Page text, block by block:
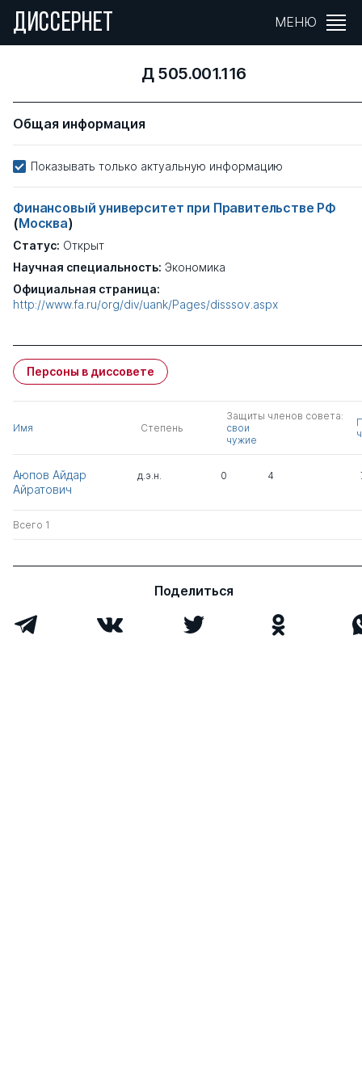
ДИССЕРНЕТ МЕНЮ
Д 505.001.116
Общая информация
Показывать только актуальную информацию
Финансовый университет при Правительстве РФ
(Москва)
Статус: Открыт
Научная специальность: Экономика
Официальная страница:
http://www.fa.ru/org/div/uank/Pages/disssov.aspx
Персоны в диссовете
Имя Степень
Защиты членов совета:
свои
чужие
Аюпов Айдар
Айратович
д.э.н. 0 4
Всего 1
Поделиться